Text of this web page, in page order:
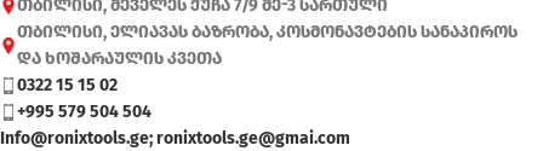
თბილისი, მეველეს ქუჩა 7/9 მე-3 სართული
თბილისი, ელიავას ბაზრობა, კოსმონავტების სანაპიროს
და ხოშარაულის კვეთა
0322 15 15 02
+995 579 504 504
Info@ronixtools.ge; ronixtools.ge@gmai.com